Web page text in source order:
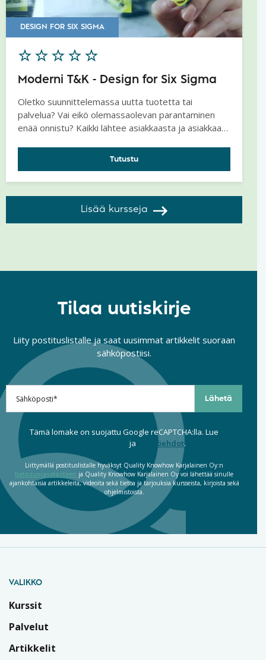
DESIGN FOR SIX SIGMA
Moderni T&K - Design for Six Sigma
Oletko suunnittelemassa uutta tuotetta tai
palvelua? Vai eikö olemassaolevan parantaminen
enää onnistu? Kaikki lähtee asiakkaasta ja asiakkaan
Tutustu
Lisää kursseja
Tilaa uutiskirje
Liity postituslistalle ja saat uusimmat artikkelit suoraan
sähköpostiisi.
Tämä lomake on suojattu Google reCAPTCHA:lla. Lue
ja käyttöehdot.
Liittymällä postituslistalle hyväksyt Quality Knowhow Karjalainen Oy:n
tietosuojaselosteen ja Quality Knowhow Karjalainen Oy voi lähettää sinulle
ajankohtaisia artikkeleita, videoita sekä tietoa ja tarjouksia kursseista, kirjoista sekä
ohjelmistoista.
VALIKKO
Kurssit
Palvelut
Artikkelit